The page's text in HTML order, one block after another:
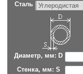
Сталь
Диаметр, мм: D
Стенка, мм: S